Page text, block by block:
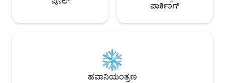
ಪಾರ್ಕಿಂಗ್
ಹವಾನಿಯಂತ್ರಣ